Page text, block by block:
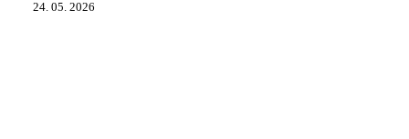
24. 05. 2026